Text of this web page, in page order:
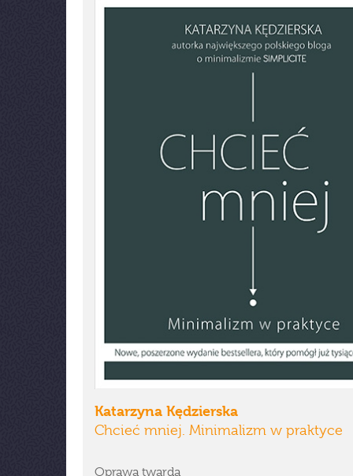
Katarzyna Kędzierska
Chcieć mniej. Minimalizm w praktyce
Oprawa twarda